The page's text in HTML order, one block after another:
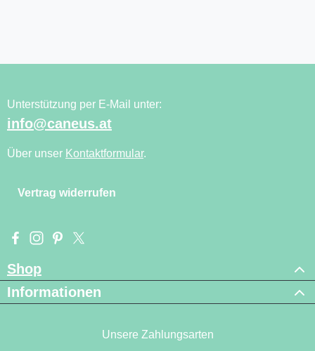
Unterstützung per E-Mail unter:
info@caneus.at
Über unser Kontaktformular.
Vertrag widerrufen
Besuche uns auf Facebook – öffnet in neuem Tab (externer
Schau auf Instagram vorbei – öffnet in neuem Tab
Lass dich auf Pinterest inspirieren – öffnet in neuem
Folge uns auf X – öffnet in neuem Tab (externer
Shop
Informationen
Unsere Zahlungsarten